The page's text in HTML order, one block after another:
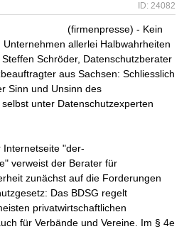
ID: 24082
(firmenpresse) - Kein
allerlei Halbwahrheiten
Schröder, Datenschutzberater
aus Sachsen: Schliesslich
Sinn und Unsinn des
unter Datenschutzexperten
Internetseite "der-
verweist der Berater für
zunächst auf die Forderungen
Das BDSG regelt
privatwirtschaftlichen
für Verbände und Vereine. Im § 4e